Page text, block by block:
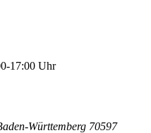
17:00 Uhr
Württemberg 70597